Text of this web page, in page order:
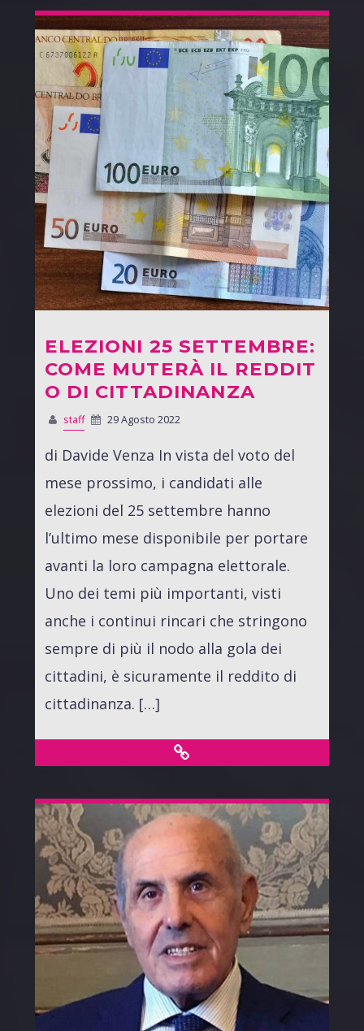
ELEZIONI 25 SETTEMBRE:
COME MUTERÀ IL REDDIT
O DI CITTADINANZA
staff 29 Agosto 2022
di Davide Venza In vista del voto del
mese prossimo, i candidati alle
elezioni del 25 settembre hanno
l’ultimo mese disponibile per portare
avanti la loro campagna elettorale.
Uno dei temi più importanti, visti
anche i continui rincari che stringono
sempre di più il nodo alla gola dei
cittadini, è sicuramente il reddito di
cittadinanza. […]